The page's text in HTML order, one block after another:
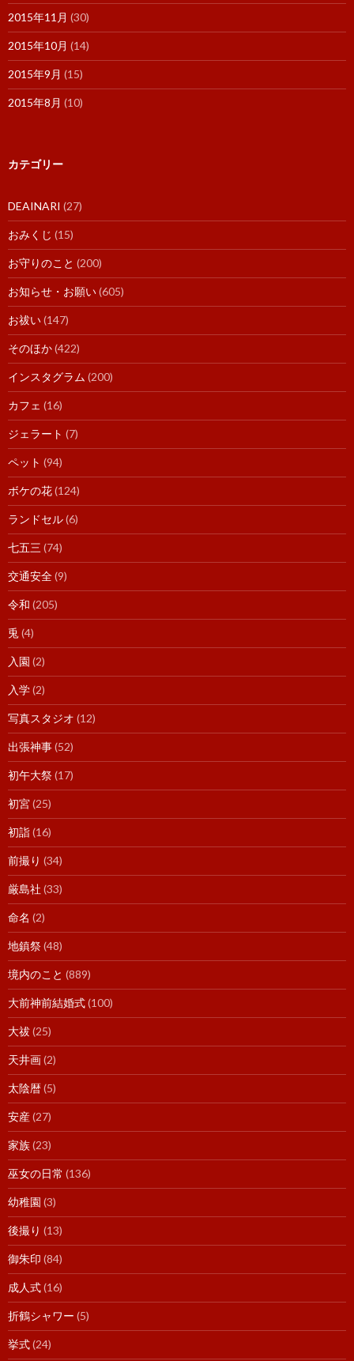
2015年11月 (30)
2015年10月 (14)
2015年9月 (15)
2015年8月 (10)
カテゴリー
DEAINARI (27)
おみくじ (15)
お守りのこと (200)
お知らせ・お願い(605)
お祓い(147)
そのほか(422)
インスタグラム (200)
カフェ (16)
ジェラート (7)
ペット (94)
ボケの花(124)
ランドセル(6)
七五三 (74)
交通安全(9)
令和 (205)
兎 (4)
入園 (2)
入学(2)
写真スタジオ (12)
出張神事(52)
初午大祭(17)
初宮(25)
初詣(16)
前撮り (34)
厳島社 (33)
命名 (2)
地鎮祭(48)
境内のこと (889)
大前神前結婚式(100)
大祓(25)
天井画(2)
太陰暦(5)
安産(27)
家族(23)
巫女の日常 (136)
幼稚園 (3)
後撮り (13)
御朱印 (84)
成人式(16)
折鶴シャワー (5)
挙式(24)